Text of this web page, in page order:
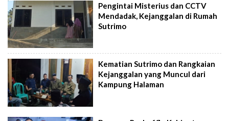
Pengintai Misterius dan CCTV
Mendadak, Kejanggalan di Rumah
Sutrimo
Kematian Sutrimo dan Rangkaian
Kejanggalan yang Muncul dari
Kampung Halaman